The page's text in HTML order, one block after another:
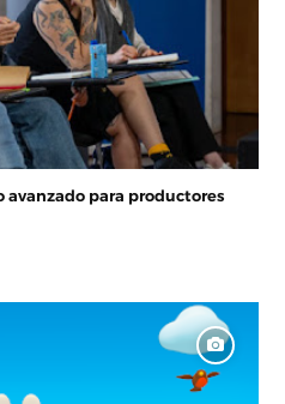
avanzado para productores